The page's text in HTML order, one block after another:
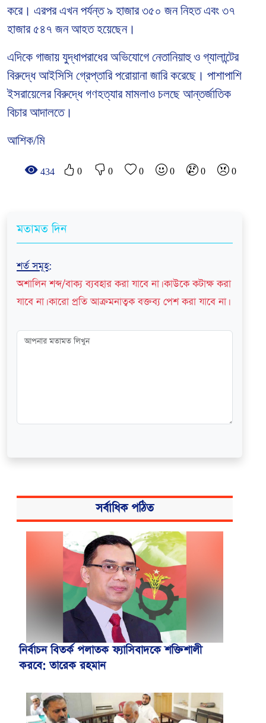
করে। এরপর এখন পর্যন্ত ৯ হাজার ৩৫০ জন নিহত এবং ৩৭
হাজার ৫৪৭ জন আহত হয়েছেন।
এদিকে গাজায় যুদ্ধাপরাধের অভিযোগে নেতানিয়াহু ও গ্যালান্টের
বিরুদ্ধে আইসিসি গ্রেপ্তারি পরোয়ানা জারি করেছে। পাশাপাশি
ইসরায়েলের বিরুদ্ধে গণহত্যার মামলাও চলছে আন্তর্জাতিক
বিচার আদালতে।
আশিক/মি
434 0 0 0 0 0 0
মতামত দিন
শর্ত সমূহ:
অশালিন শব্দ/বাক্য ব্যবহার করা যাবে না। কাউকে কটাক্ষ করা
যাবে না। কারো প্রতি আক্রমনাত্বক বক্তব্য পেশ করা যাবে না।
সর্বাধিক পঠিত
নির্বাচন বিতর্ক পলাতক ফ্যাসিবাদকে শক্তিশালী
করবে: তারেক রহমান